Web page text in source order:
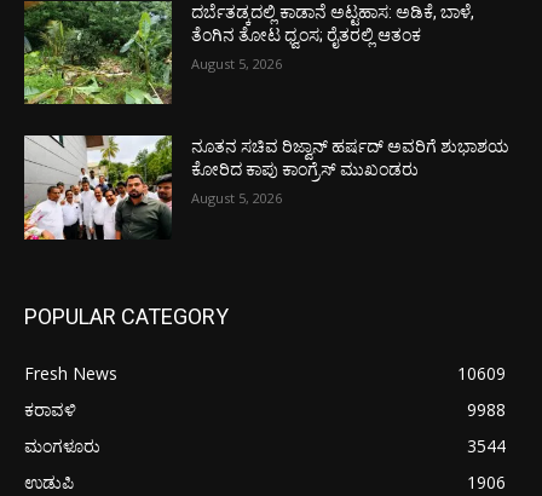
ದರ್ಬೆತಡ್ಕದಲ್ಲಿ ಕಾಡಾನೆ ಅಟ್ಟಹಾಸ: ಅಡಿಕೆ, ಬಾಳೆ,
ತೆಂಗಿನ ತೋಟ ಧ್ವಂಸ; ರೈತರಲ್ಲಿ ಆತಂಕ
August 5, 2026
ನೂತನ ಸಚಿವ ರಿಜ್ವಾನ್ ಹರ್ಷದ್ ಅವರಿಗೆ ಶುಭಾಶಯ
ಕೋರಿದ ಕಾಪು ಕಾಂಗ್ರೆಸ್ ಮುಖಂಡರು
August 5, 2026
POPULAR CATEGORY
Fresh News
10609
ಕರಾವಳಿ
9988
ಮಂಗಳೂರು
3544
ಉಡುಪಿ
1906